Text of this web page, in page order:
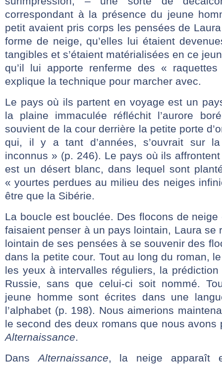
correspondant à la présence du jeune
petit avaient pris corps les pensées de
forme de neige, qu’elles lui étaient
tangibles et s’étaient matérialisées en ce
qu’il lui apporte renferme des «
explique la technique pour marcher avec.
Le pays où ils partent en voyage est un
la plaine immaculée réfléchit l’aurore
souvient de la cour derrière la petite porte
qui, il y a tant d’années, s’ouvrait sur
inconnus » (p. 246). Le pays où ils
est un désert blanc, dans lequel sont
« yourtes perdues au milieu des neiges
être que la Sibérie.
La boucle est bouclée. Des flocons de
faisaient penser à un pays lointain, Laura se
lointain de ses pensées à se souvenir des
dans la petite cour. Tout au long du roman,
les yeux à intervalles réguliers, la
Russie, sans que celui-ci soit nommé.
jeune homme sont écrites dans une
l’alphabet (p. 198). Nous aimerions
le second des deux romans que nous avons
Alternaissance.
DansAlternaissance, la neige apparaît